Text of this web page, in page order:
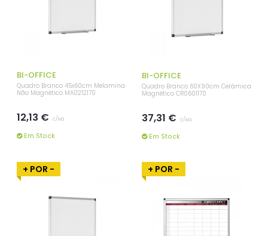
BI-OFFICE
Quadro Branco 45x60cm Melamina
Não Magnético MA0212170
12,13 € c/iva
Em Stock
BI-OFFICE
Quadro Branco 60X90cm Cerâmica
Magnético CR0601170
37,31 € c/iva
Em Stock
+ POR - + POR -